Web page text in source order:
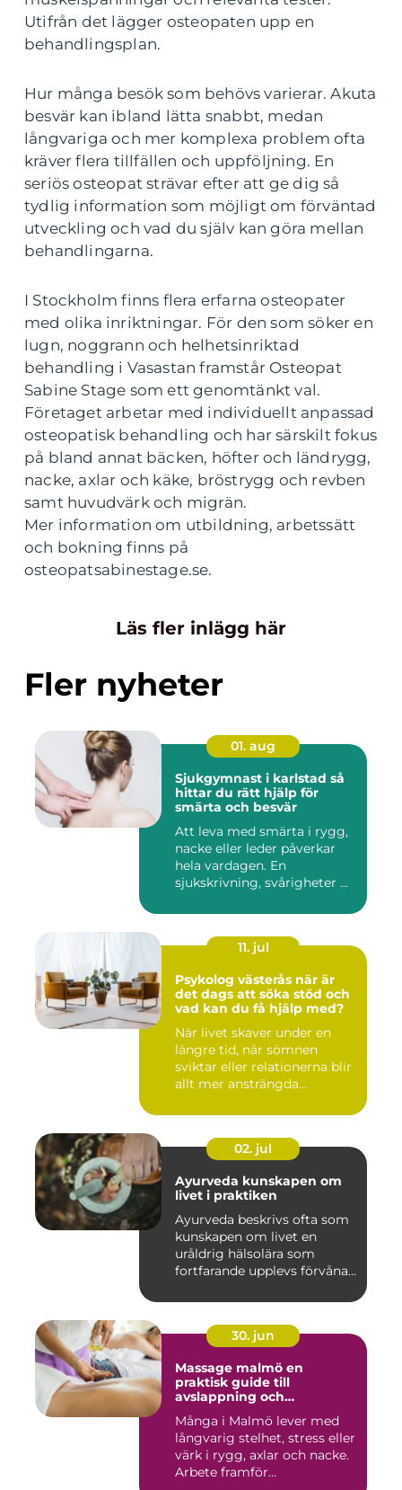
Utifrån det lägger osteopaten upp en
behandlingsplan.
Hur många besök som behövs varierar. Akuta
besvär kan ibland lätta snabbt, medan
långvariga och mer komplexa problem ofta
kräver flera tillfällen och uppföljning. En
seriös osteopat strävar efter att ge dig så
tydlig information som möjligt om förväntad
utveckling och vad du själv kan göra mellan
behandlingarna.
I Stockholm finns flera erfarna osteopater
med olika inriktningar. För den som söker en
lugn, noggrann och helhetsinriktad
behandling i Vasastan framstår Osteopat
Sabine Stage som ett genomtänkt val.
Företaget arbetar med individuellt anpassad
osteopatisk behandling och har särskilt fokus
på bland annat bäcken, höfter och ländrygg,
nacke, axlar och käke, bröstrygg och revben
samt huvudvärk och migrän.
Mer information om utbildning, arbetssätt
och bokning finns på
osteopatsabinestage.se.
Läs fler inlägg här
Fler nyheter
01. aug
Sjukgymnast i karlstad så
hittar du rätt hjälp för
smärta och besvär
Att leva med smärta i rygg,
nacke eller leder påverkar
hela vardagen. En
sjukskrivning, svårigheter ...
11. jul
Psykolog västerås när är
det dags att söka stöd och
vad kan du få hjälp med?
När livet skaver under en
längre tid, när sömnen
sviktar eller relationerna blir
allt mer ansträngda...
02. jul
Ayurveda kunskapen om
livet i praktiken
Ayurveda beskrivs ofta som
kunskapen om livet en
uråldrig hälsolära som
fortfarande upplevs förvåna...
30. jun
Massage malmö en
praktisk guide till
avslappning och
Många i Malmö lever med
långvarig stelhet, stress eller
värk i rygg, axlar och nacke.
Arbete framför...